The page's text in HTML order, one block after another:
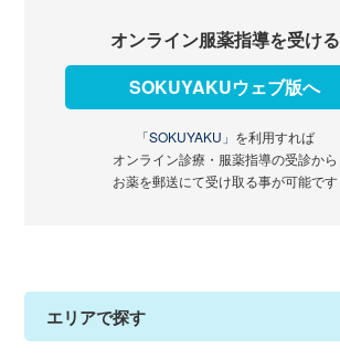
オンライン服薬指導を受ける
SOKUYAKUウェブ版へ
「SOKUYAKU」 を利用すれば
オンライン診療・服薬指導の受診から
お薬を郵送にて受け取る事が可能です
エリアで探す